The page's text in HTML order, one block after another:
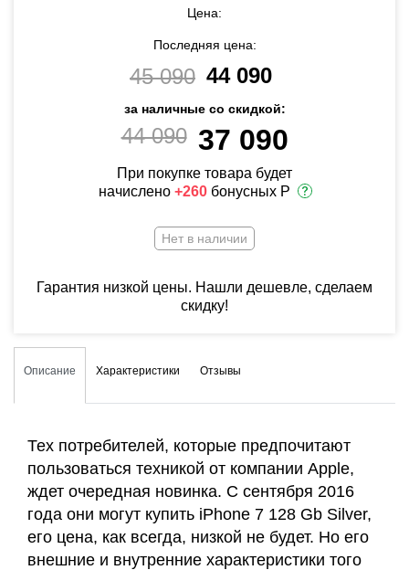
Цена:
Последняя цена:
45 090 44 090
за наличные со скидкой:
44 090 37 090
При покупке товара будет
начислено +260 бонусных Р
Нет в наличии
Гарантия низкой цены. Нашли дешевле, сделаем
скидку!
Описание Характеристики Отзывы
Тех потребителей, которые предпочитают
пользоваться техникой от компании Apple,
ждет очередная новинка. С сентября 2016
года они могут купить iPhone 7 128 Gb Silver,
его цена, как всегда, низкой не будет. Но его
внешние и внутренние характеристики того